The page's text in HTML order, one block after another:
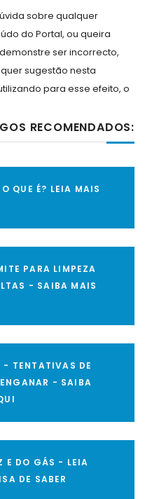
sobre qualquer
do Portal, ou queira
ser incorrecto,
sugestão nesta
para esse efeito, o
RECOMENDADOS:
QUE É? LEIA MAIS
PARA LIMPEZA
- SAIBA MAIS
- TENTATIVAS DE
- SAIBA
E DO GÁS - LEIA
DE SABER